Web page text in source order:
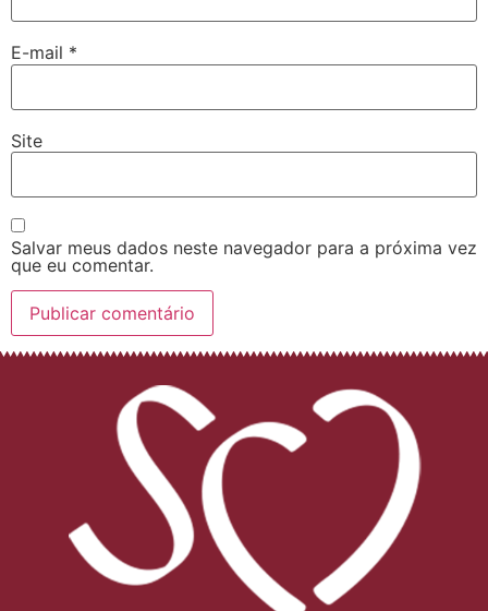
E-mail *
Site
Salvar meus dados neste navegador para a próxima vez
que eu comentar.